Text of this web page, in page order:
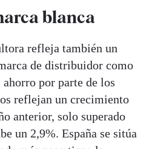
blanca
refleja también un
de distribuidor como
por parte de los
reflejan un crecimiento
anterior, solo superado
un 2,9%. España se sitúa